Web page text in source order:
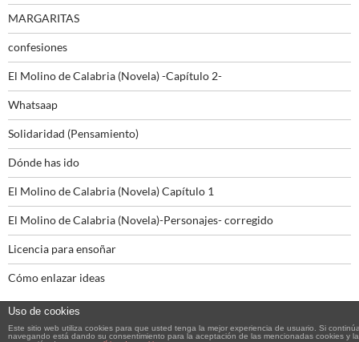
MARGARITAS
confesiones
El Molino de Calabria (Novela) -Capítulo 2-
Whatsaap
Solidaridad (Pensamiento)
Dónde has ido
El Molino de Calabria (Novela) Capítulo 1
El Molino de Calabria (Novela)-Personajes- corregido
Licencia para ensoñar
Cómo enlazar ideas
Uso de cookies
Este sitio web utiliza cookies para que usted tenga la mejor experiencia de usuario. Si
navegando está dando su consentimiento para la aceptación de las mencionadas cookies y la